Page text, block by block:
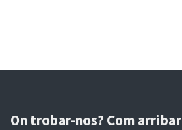
On trobar-nos? Com